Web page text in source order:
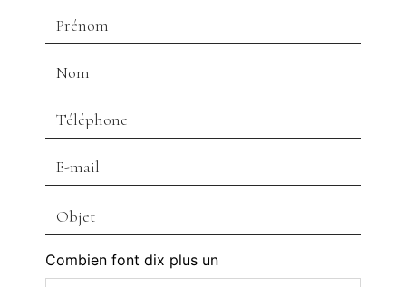
Combien font dix plus un